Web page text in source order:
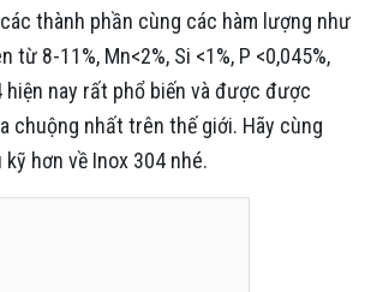
thành phần cùng các hàm lượng như
từ 8-11%, Mn<2%, Si <1%, P <0,045%,
hiện nay rất phổ biến và được được
chuộng nhất trên thế giới. Hãy cùng
hơn về Inox 304 nhé.